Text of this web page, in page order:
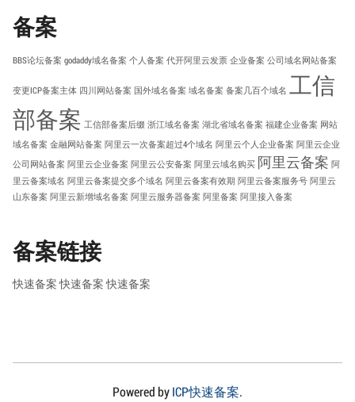
备案
BBS论坛备案 godaddy域名备案 个人备案 代开阿里云发票 企业备案 公司域名网站备案
变更ICP备案主体 四川网站备案 国外域名备案 域名备案 备案几百个域名 工信
部备案 工信部备案后缀 浙江域名备案 湖北省域名备案 福建企业备案 网站
域名备案 金融网站备案 阿里云一次备案超过4个域名 阿里云个人企业备案 阿里云企业
公司网站备案 阿里云企业备案 阿里云公安备案 阿里云域名购买 阿里云备案 阿
里云备案域名 阿里云备案提交多个域名 阿里云备案有效期 阿里云备案服务号 阿里云
山东备案 阿里云新增域名备案 阿里云服务器备案 阿里备案 阿里接入备案
备案链接
快速备案 快速备案 快速备案
Powered byICP快速备案.